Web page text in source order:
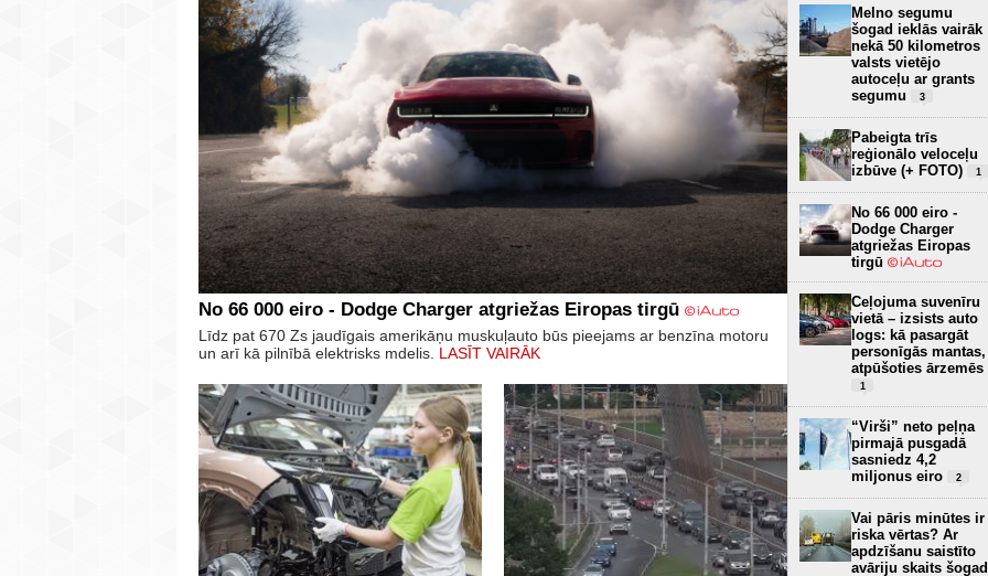
No 66 000 eiro - Dodge Charger atgriežas Eiropas tirgū
Līdz pat 670 Zs jaudīgais amerikāņu muskuļauto būs pieejams ar benzīna motoru
un arī kā pilnībā elektrisks mdelis. LASĪT VAIRĀK
Melno segumu
šogad ieklās vairāk
nekā 50 kilometros
valsts vietējo
autoceļu ar grants
segumu
3
Pabeigta trīs
reģionālo veloceļu
izbūve (+ FOTO)
1
No 66 000 eiro -
Dodge Charger
atgriežas Eiropas
tirgū
Ceļojuma suvenīru
vietā – izsists auto
logs: kā pasargāt
personīgās mantas,
atpūšoties ārzemēs
1
“Virši” neto peļņa
pirmajā pusgadā
sasniedz 4,2
miljonus eiro
2
Vai pāris minūtes ir
riska vērtas? Ar
apdzīšanu saistīto
avāriju skaits šogad